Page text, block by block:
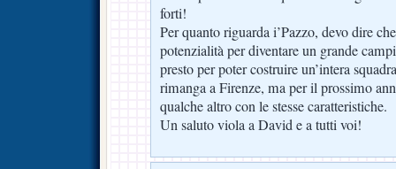
forti!
Per quanto riguarda i’Pazzo, devo dire
potenzialità per diventare un grande
presto per poter costruire un’intera
rimanga a Firenze, ma per il prossimo
qualche altro con le stesse caratteristiche.
Un saluto viola a David e a tutti voi!